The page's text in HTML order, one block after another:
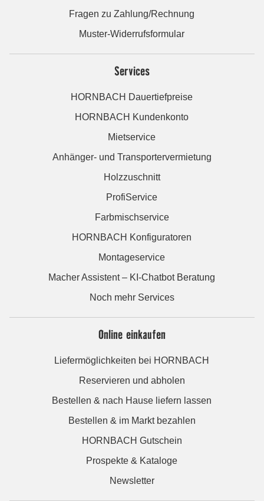
Fragen zu Zahlung/Rechnung
Muster-Widerrufsformular
Services
HORNBACH Dauertiefpreise
HORNBACH Kundenkonto
Mietservice
Anhänger- und Transportervermietung
Holzzuschnitt
ProfiService
Farbmischservice
HORNBACH Konfiguratoren
Montageservice
Macher Assistent – KI-Chatbot Beratung
Noch mehr Services
Online einkaufen
Liefermöglichkeiten bei HORNBACH
Reservieren und abholen
Bestellen & nach Hause liefern lassen
Bestellen & im Markt bezahlen
HORNBACH Gutschein
Prospekte & Kataloge
Newsletter